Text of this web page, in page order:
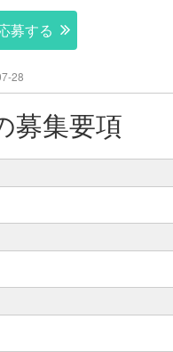
募する
28
募集要項